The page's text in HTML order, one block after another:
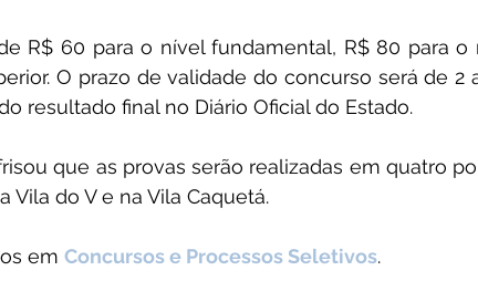
R$ 60 para o nível fundamental, R$ 80 para o
O prazo de validade do concurso será de 2
resultado final no Diário Oficial do Estado.
que as provas serão realizadas em quatro
Vila do V e na Vila Caquetá.
em Concursos e Processos Seletivos.